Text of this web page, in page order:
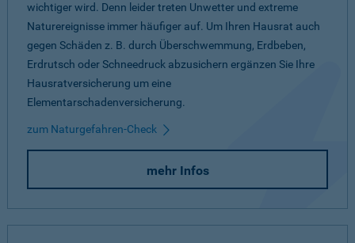
wichtiger wird. Denn leider treten Unwetter und extreme
Naturereignisse immer häufiger auf. Um Ihren Hausrat auch
gegen Schäden z. B. durch Überschwemmung, Erdbeben,
Erdrutsch oder Schneedruck abzusichern ergänzen Sie Ihre
Hausratversicherung um eine
Elementarschadenversicherung.
zum Naturgefahren-Check
mehr Infos